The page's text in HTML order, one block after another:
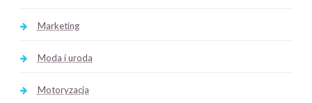
Marketing
Moda i uroda
Motoryzacja